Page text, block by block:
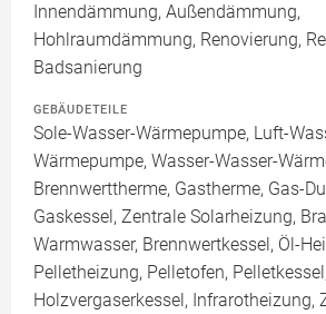
Innendämmung, Außendämmung,
Hohlraumdämmung, Renovierung,
Badsanierung
GEBÄUDETEILE
Sole-Wasser-Wärmepumpe, Luft-
Wärmepumpe, Wasser-Wasser-
Brennwerttherme, Gastherme, Gas-
Gaskessel, Zentrale Solarheizung,
Warmwasser, Brennwertkessel, Öl-
Pelletheizung, Pelletofen,
Holzvergaserkessel, Infrarotheizung,